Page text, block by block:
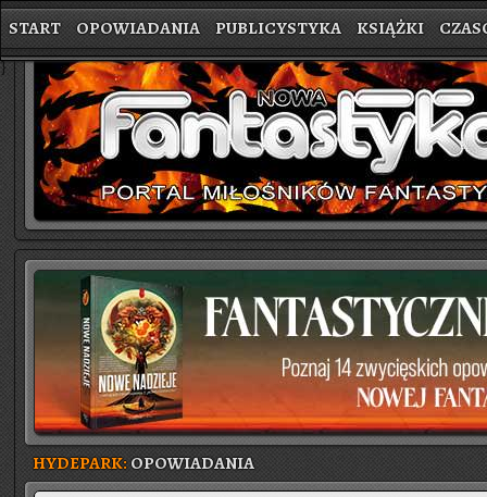
START OPOWIADANIA PUBLICYSTYKA KSIĄŻKI
}
HYDEPARK:OPOWIADANIA